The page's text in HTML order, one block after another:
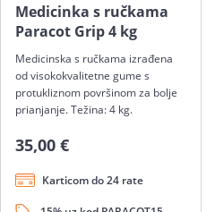
Medicinka s ručkama
Paracot Grip 4 kg
Medicinska s ručkama izrađena
od visokokvalitetne gume s
protukliznom površinom za bolje
prianjanje. Težina: 4 kg.
35,00 €
Karticom do 24 rate